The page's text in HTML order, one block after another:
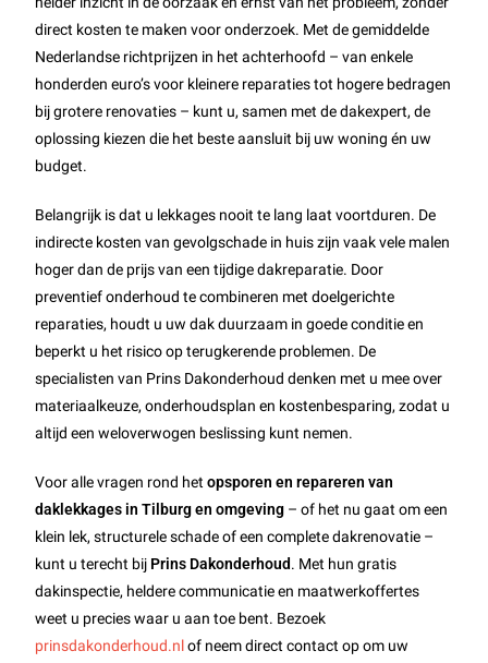
direct kosten te maken voor onderzoek. Met de gemiddelde
Nederlandse richtprijzen in het achterhoofd – van enkele
honderden euro’s voor kleinere reparaties tot hogere bedragen
bij grotere renovaties – kunt u, samen met de dakexpert, de
oplossing kiezen die het beste aansluit bij uw woning én uw
budget.
Belangrijk is dat u lekkages nooit te lang laat voortduren. De
indirecte kosten van gevolgschade in huis zijn vaak vele malen
hoger dan de prijs van een tijdige dakreparatie. Door
preventief onderhoud te combineren met doelgerichte
reparaties, houdt u uw dak duurzaam in goede conditie en
beperkt u het risico op terugkerende problemen. De
specialisten van Prins Dakonderhoud denken met u mee over
materiaalkeuze, onderhoudsplan en kostenbesparing, zodat u
altijd een weloverwogen beslissing kunt nemen.
Voor alle vragen rond hetopsporen en repareren van
daklekkages in Tilburg en omgeving – of het nu gaat om een
klein lek, structurele schade of een complete dakrenovatie –
kunt u terecht bij Prins Dakonderhoud. Met hun gratis
dakinspectie, heldere communicatie en maatwerkoffertes
weet u precies waar u aan toe bent. Bezoek
prinsdakonderhoud.nlof neem direct contact op om uw